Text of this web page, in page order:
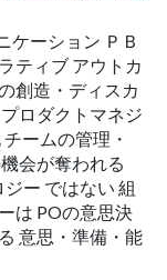
ケーション ＰＢ
ティブ アウトカ
創造・ディスカ
ロダクトマネジ
ームの管理・
会が奪われる
ー ではない 組
は POの意思決
意思・準備・能